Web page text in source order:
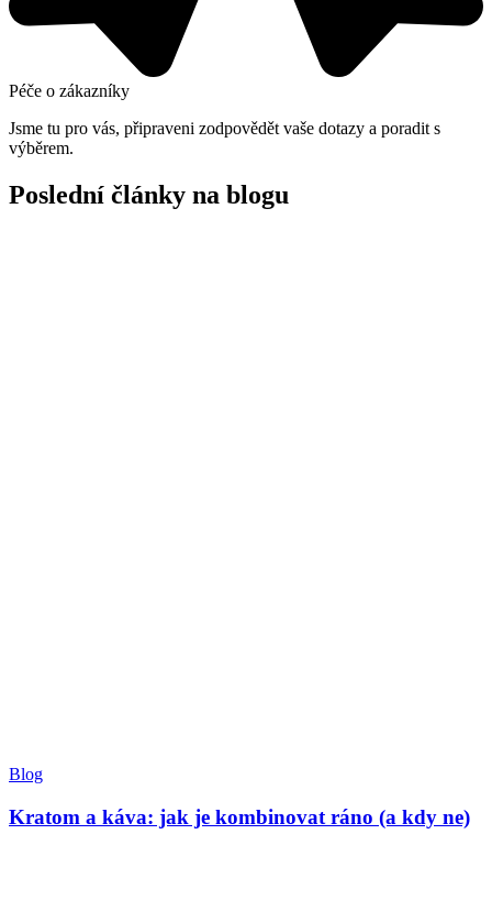
Péče o zákazníky
Jsme tu pro vás, připraveni zodpovědět vaše dotazy a poradit s
výběrem.
Poslední články na blogu
Blog
Kratom a káva: jak je kombinovat ráno (a kdy ne)